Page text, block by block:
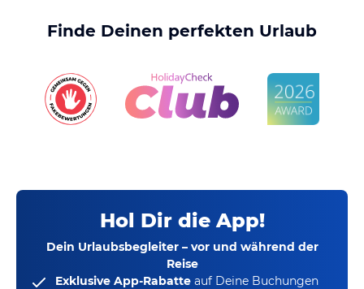
Finde Deinen perfekten Urlaub
Hol Dir die App!
Dein Urlaubsbegleiter – vor und während der
Reise
Exklusive App-Rabatte auf Deine Buchungen